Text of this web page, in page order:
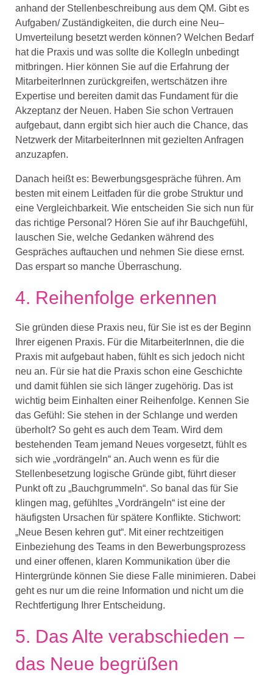
anhand der Stellenbeschreibung aus dem QM. Gibt es
Aufgaben/ Zuständigkeiten, die durch eine Neu–
Umverteilung besetzt werden können? Welchen Bedarf
hat die Praxis und was sollte die Kolleg In unbedingt
mitbringen. Hier können Sie auf die Erfahrung der
MitarbeiterInnen zurückgreifen, wertschätzen ihre
Expertise und bereiten damit das Fundament für die
Akzeptanz der Neuen. Haben Sie schon Vertrauen
aufgebaut, dann ergibt sich hier auch die Chance, das
Netzwerk der MitarbeiterInnen mit gezielten Anfragen
anzuzapfen.
Danach heißt es: Bewerbungsgespräche führen. Am
besten mit einem Leitfaden für die grobe Struktur und
eine Vergleichbarkeit. Wie entscheiden Sie sich nun für
das richtige Personal? Hören Sie auf ihr Bauchgefühl ,
lauschen Sie, welche Gedanken während des
Gespräches auftauchen und nehmen Sie diese ernst.
Das erspart so manche Überraschung.
4. Reihenfolge erkennen
Sie gründen diese Praxis neu, für Sie ist es der Beginn
Ihrer eigenen Praxis. Für die MitarbeiterInnen, die die
Praxis mit aufgebaut haben, fühlt es sich jedoch nicht
neu an. Für sie hat die Praxis schon eine Geschichte
und damit fühlen sie sich länger zugehörig. Das ist
wichtig beim Einhalten einer Reihenfolge. Kennen Sie
das Gefühl : Sie stehen in der Schlange und werden
überholt? So geht es auch dem Team. Wird dem
bestehenden Team jemand Neues vorgesetzt, fühlt es
sich wie „vordrängeln“ an. Auch wenn es für die
Stellenbesetzung logische Gründe gibt, führt dieser
Punkt oft zu „Bauchgrummeln“. So banal das für Sie
klingen mag, gefühltes „Vordrängeln“ ist eine der
häufigsten Ursachen für spätere Konflikte. Stichwort:
„Neue Besen kehren gut“. Mit einer rechtzeitigen
Einbeziehung des Teams in den Bewerbungsprozess
und einer offenen, klaren Kommunikation über die
Hintergründe können Sie diese Falle minimieren. Dabei
geht es nur um die reine Information und nicht um die
Rechtfertigung
hrer Entscheidung.
5. Das Alte verabschieden –
das Neue begrüßen